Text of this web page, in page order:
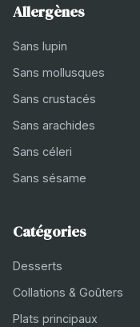
Allergènes
Sans lupin
Sans mollusques
Sans crustacés
Sans arachides
Sans céleri
Sans sésame
Catégories
Desserts
Collations & Goûters
Plats principaux